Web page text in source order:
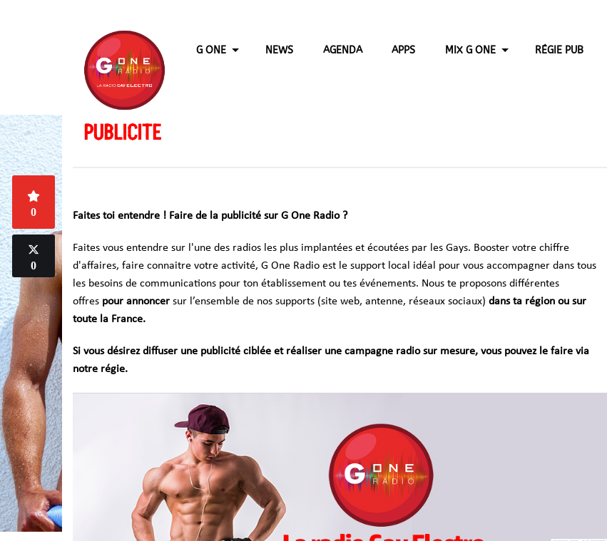
G ONE NEWS AGENDA APPS MIX G ONE RÉGIE PUB
PUBLICITE
0
0
Faites toi entendre ! Faire de la publicité sur G One Radio ?
Faites vous entendre sur l'une des radios les plus implantées et écoutées par les Gays. Booster votre chiffre
d'affaires, faire connaitre votre activité, G One Radio est le support local idéal pour vous accompagner dans tous
les besoins de communications pour ton établissement ou tes événements. Nous te proposons différentes
offres pour annoncer sur l’ensemble de nos supports (site web, antenne, réseaux sociaux) dans ta région ou sur
toute la France.
Si vous désirez diffuser une publicité ciblée et réaliser une campagne radio sur mesure, vous pouvez le faire via
notre régie.